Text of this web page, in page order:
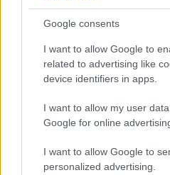
Google consents
I want to allow Google to
related to advertising like
device identifiers in apps.
I want to allow my user
Google for online
I want to allow Google to
personalized advertising.
¿Dónde ver delfines y
Sin duda, el plan para ver